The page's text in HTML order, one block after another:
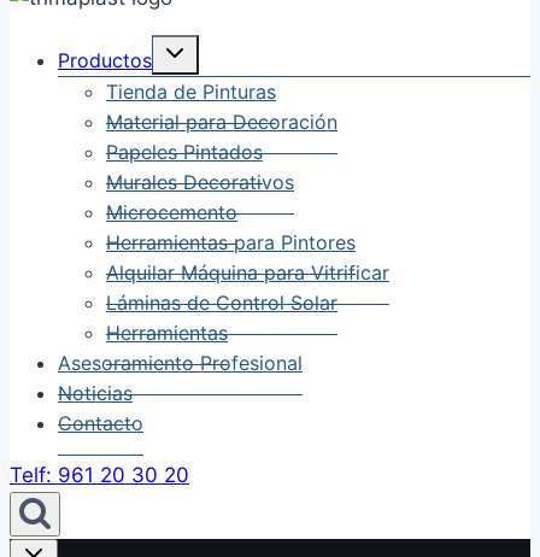
Productos
Alternar
hijo
Tienda de Pinturas
Material para Decoración
Papeles Pintados
Murales Decorativos
Microcemento
Herramientas para Pintores
Alquilar Máquina para Vitrificar
Láminas de Control Solar
Herramientas
Asesoramiento Profesional
Noticias
Contacto
Telf: 961 20 30 20